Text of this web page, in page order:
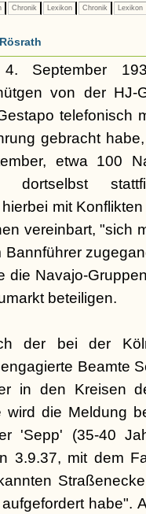
Chronik Lexikon Chronik Lexikon
September
von der HJ-
telefonisch
gebracht
etwa 100
dortselbst
mit
vereinbart, "sich
die Navajo-
beteiligen.
der bei der
Beamte
in den Kreisen
die Meldung
'Sepp' (35-40
3.9.37, mit dem
habe".